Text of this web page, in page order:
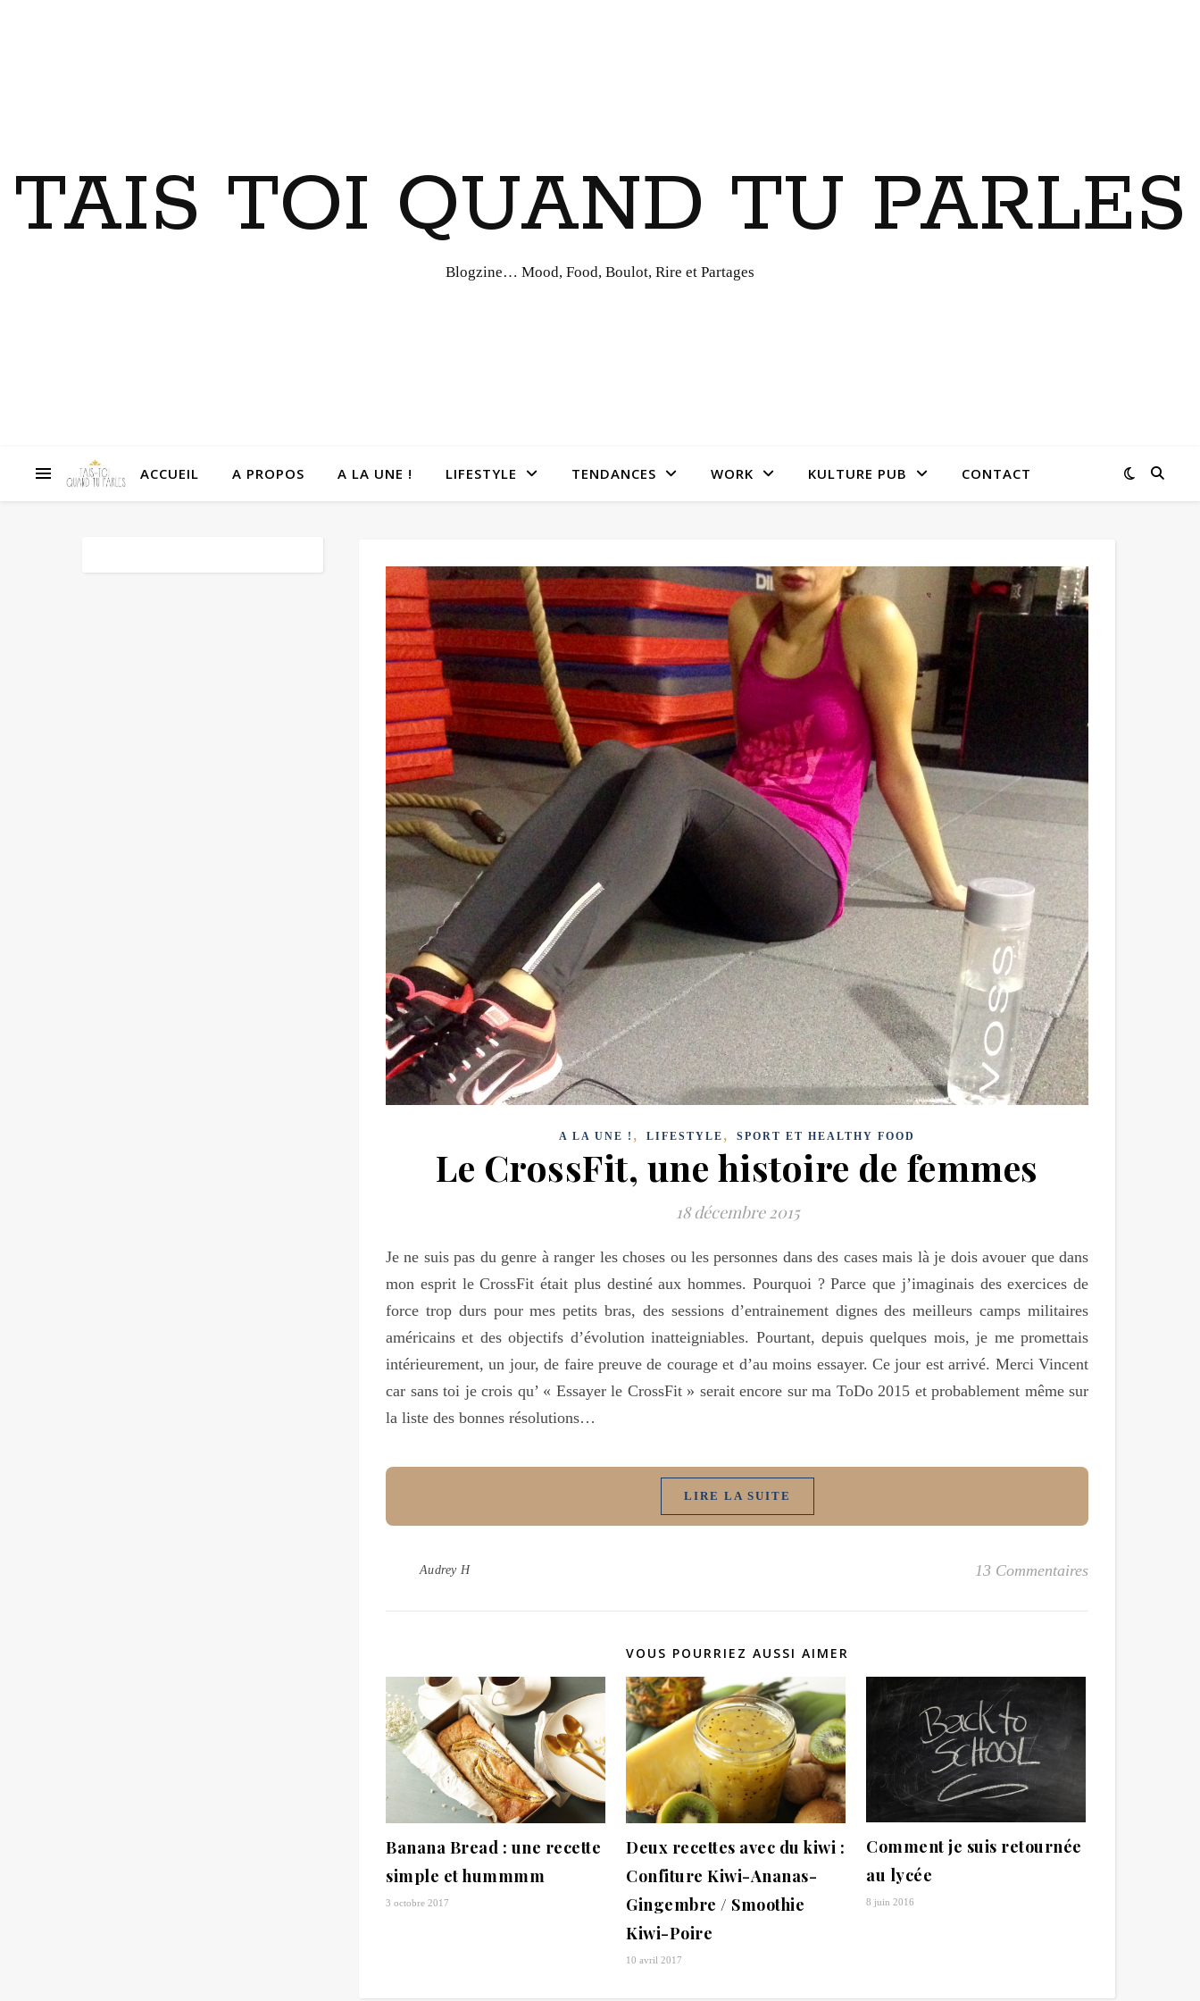
TAIS TOI QUAND TU PARLES
Blogzine… Mood, Food, Boulot, Rire et Partages
ACCUEIL A PROPOS A LA UNE ! LIFESTYLE TENDANCES WORK KULTURE PUB CONTACT
A LA UNE ! , LIFESTYLE , SPORT ET HEALTHY FOOD
Le CrossFit, une histoire de femmes
18 décembre 2015
Je ne suis pas du genre à ranger les choses ou les personnes dans des cases mais là je dois avouer que dans
mon esprit le CrossFit était plus destiné aux hommes. Pourquoi ? Parce que j’imaginais des exercices de
force trop durs pour mes petits bras, des sessions d’entrainement dignes des meilleurs camps militaires
américains et des objectifs d’évolution inatteigniables. Pourtant, depuis quelques mois, je me promettais
intérieurement, un jour, de faire preuve de courage et d’au moins essayer. Ce jour est arrivé. Merci Vincent
car sans toi je crois qu’ « Essayer le CrossFit » serait encore sur ma ToDo 2015 et probablement même sur
la liste des bonnes résolutions…
LIRE LA SUITE
Audrey H 13 Commentaires
VOUS POURRIEZ AUSSI AIMER
Banana Bread : une recette
simple et hummmm
3 octobre 2017
Deux recettes avec du kiwi :
Confiture Kiwi-Ananas-
Gingembre / Smoothie
Kiwi-Poire
10 avril 2017
Comment je suis retournée
au lycée
8 juin 2016